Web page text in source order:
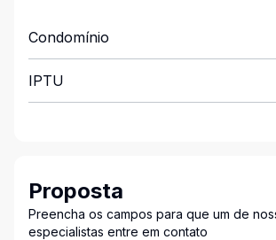
Condomínio
IPTU
Proposta
Preencha os campos para que um de
especialistas entre em contato